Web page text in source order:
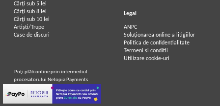
Cărţi sub 5 lei
Cărţi sub 8 lei
Cărţi sub 10 lei
Artiști/Trupe
Case de discuri
Legal
ANPC
Soluționarea online a litigiilor
Politica de confidentialitate
Termeni si conditii
Utilizare cookie-uri
Poţi plăti online prin intermediul
procesatorului Netopia Payments